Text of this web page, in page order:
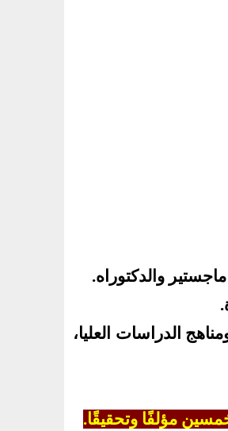
والدكتوراه.
الدراسات العليا،
مؤلفًا وتحقيقًا.